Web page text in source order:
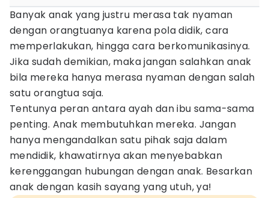
Banyak anak yang justru merasa tak nyaman
dengan orangtuanya karena pola didik, cara
memperlakukan, hingga cara berkomunikasinya.
Jika sudah demikian, maka jangan salahkan anak
bila mereka hanya merasa nyaman dengan salah
satu orangtua saja.
Tentunya peran antara ayah dan ibu sama-sama
penting. Anak membutuhkan mereka. Jangan
hanya mengandalkan satu pihak saja dalam
mendidik, khawatirnya akan menyebabkan
kerenggangan hubungan dengan anak. Besarkan
anak dengan kasih sayang yang utuh, ya!